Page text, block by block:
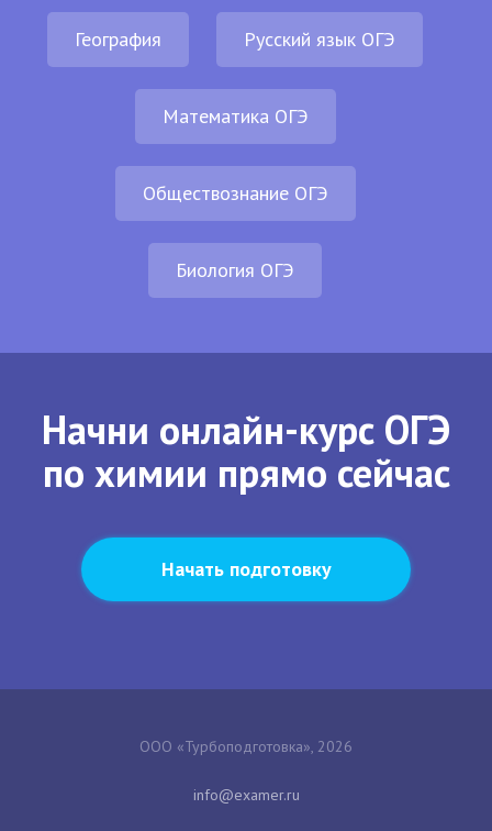
География Русский язык ОГЭ
Математика ОГЭ
Обществознание ОГЭ
Биология ОГЭ
Начни онлайн-курс ОГЭ
по химии прямо сейчас
Начать подготовку
ООО «Турбоподготовка», 2026